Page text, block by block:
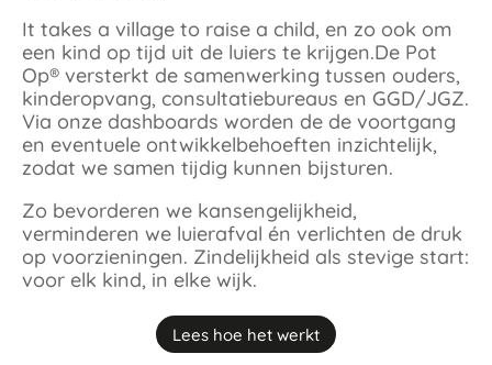
It takes a village to raise a child, en zo ook om
een kind op tijd uit de luiers te krijgen.​De Pot
Op® versterkt de samenwerking tussen ouders,
kinderopvang, consultatiebureaus en GGD/JGZ.
Via onze dashboards worden de de voortgang
en eventuele ontwikkelbehoeften inzichtelijk,
zodat we samen tijdig kunnen bijsturen.​
Zo bevorderen we kansengelijkheid,
verminderen we luierafval én verlichten de druk
op voorzieningen.​ Zindelijkheid als stevige start:
voor elk kind, in elke wijk.
Lees hoe het werkt